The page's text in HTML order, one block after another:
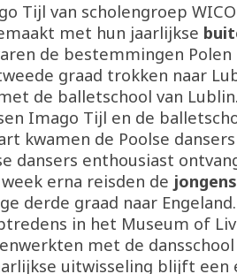
Tijl van scholengroep
met hun jaarlijkse
de bestemmingen Polen
graad trokken naar
de balletschool van
Imago Tijl en de
kwamen de Poolse
dansers enthousiast
erna reisden de jongens
derde graad naar
in het Museum of
met de
uitwisseling blijft een